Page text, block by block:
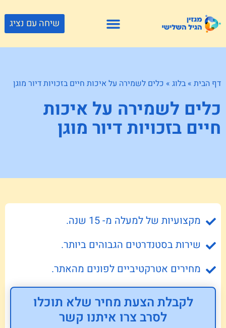
שיחה עם נציג
דף הבית » בלוג » כלים לשמירה על איכות חיים בזכויות דיור מוגן
כלים לשמירה על איכות
חיים בזכויות דיור מוגן
מקצועיות של למעלה מ- 15 שנה.
שירות בסטנדרטים הגבוהים ביותר.
מחירים אטרקטיביים לפונים מהאתר.
לקבלת הצעת מחיר שלא תוכלו
לסרב צרו איתנו קשר